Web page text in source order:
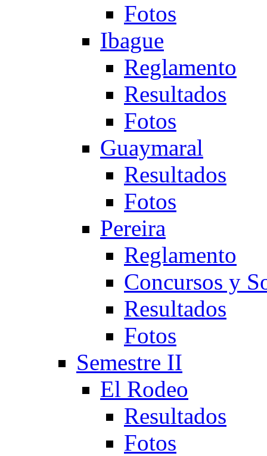
Fotos
Ibague
Reglamento
Resultados
Fotos
Guaymaral
Resultados
Fotos
Pereira
Reglamento
Concursos y
Resultados
Fotos
Semestre II
El Rodeo
Resultados
Fotos